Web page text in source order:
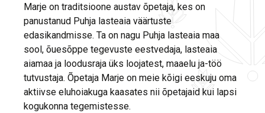
Marje on traditsioone austav õpetaja, kes on
panustanud Puhja lasteaia väärtuste
edasikandmisse. Ta on nagu Puhja lasteaia maa
sool, õuesõppe tegevuste eestvedaja, lasteaia
aiamaa ja loodusraja üks loojatest, maaelu ja-töö
tutvustaja. Õpetaja Marje on meie kõigi eeskuju oma
aktiivse eluhoiakuga kaasates nii õpetajaid kui lapsi
kogukonna tegemistesse.